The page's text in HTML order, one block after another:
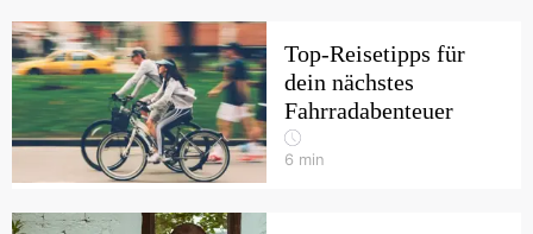
Top-Reisetipps für
dein nächstes
Fahrradabenteuer
6 min